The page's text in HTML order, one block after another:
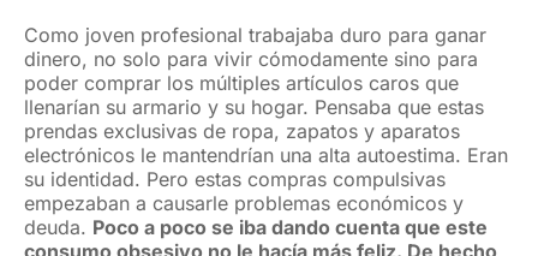
Como joven profesional trabajaba duro para ganar
dinero, no solo para vivir cómodamente sino para
poder comprar los múltiples artículos caros que
llenarían su armario y su hogar. Pensaba que estas
prendas exclusivas de ropa, zapatos y aparatos
electrónicos le mantendrían una alta autoestima. Eran
su identidad. Pero estas compras compulsivas
empezaban a causarle problemas económicos y
deuda. Poco a poco se iba dando cuenta que este
consumo obsesivo no le hacía más feliz. De hecho